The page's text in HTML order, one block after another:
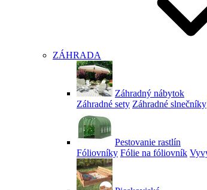
ZÁHRADA
Záhradný nábytok
Záhradné sety Záhradné slnečníky
Pestovanie rastlín
Fóliovníky Fólie na fóliovník